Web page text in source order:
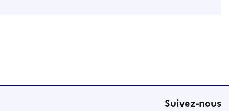
Suivez-nous